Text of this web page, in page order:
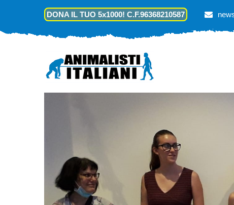
DONA IL TUO 5x1000! C.F.96368210587